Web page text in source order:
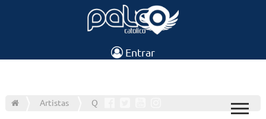
Entrar
Artistas Q